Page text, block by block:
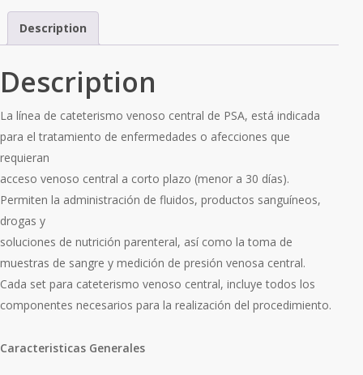
Description
Description
La línea de cateterismo venoso central de PSA, está indicada
para el tratamiento de enfermedades o afecciones que
requieran
acceso venoso central a corto plazo (menor a 30 días).
Permiten la administración de fluidos, productos sanguíneos,
drogas y
soluciones de nutrición parenteral, así como la toma de
muestras de sangre y medición de presión venosa central.
Cada set para cateterismo venoso central, incluye todos los
componentes necesarios para la realización del procedimiento.
Caracteristicas Generales